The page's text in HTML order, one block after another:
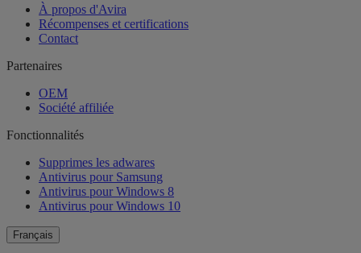
À propos d'Avira
Récompenses et certifications
Contact
Partenaires
OEM
Société affiliée
Fonctionnalités
Supprimes les adwares
Antivirus pour Samsung
Antivirus pour Windows 8
Antivirus pour Windows 10
Français